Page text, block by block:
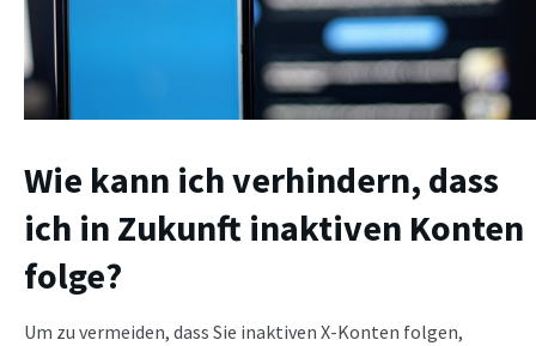
Wie kann ich verhindern, dass
ich in Zukunft inaktiven Konten
folge?
Um zu vermeiden, dass Sie inaktiven X-Konten folgen,